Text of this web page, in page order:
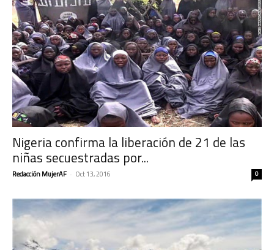
Nigeria confirma la liberación de 21 de las
niñas secuestradas por...
Redacción MujerAF - Oct 13, 2016 0